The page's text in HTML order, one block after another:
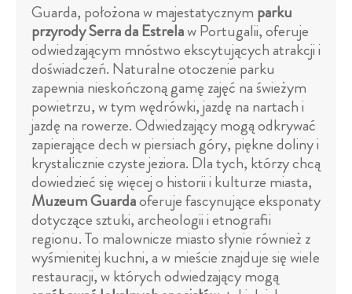
Guarda, położona w majestatycznym parku
przyrody Serra da Estrelaw Portugalii, oferuje
odwiedzającym mnóstwo ekscytujących atrakcji i
doświadczeń. Naturalne otoczenie parku
zapewnia nieskończoną gamę zajęć na świeżym
powietrzu, w tym wędrówki, jazdę na nartach i
jazdę na rowerze. Odwiedzający mogą odkrywać
zapierające dech w piersiach góry, piękne doliny i
krystalicznie czyste jeziora. Dla tych, którzy chcą
dowiedzieć się więcej o historii i kulturze miasta,
Muzeum Guardaoferuje fascynujące eksponaty
dotyczące sztuki, archeologii i etnografii
regionu. To malownicze miasto słynie również z
wyśmienitej kuchni, a w mieście znajduje się wiele
restauracji, w których odwiedzający mogą